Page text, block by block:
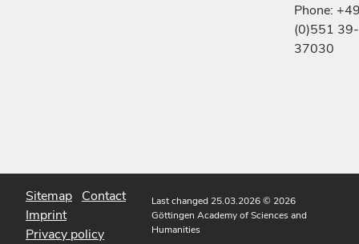
Phone:
(0)551 39-
37030
Sitemap Contact
Imprint
Privacy policy
Last changed 25.03.2026© 2026
Göttingen Academy of Sciences and
Humanities